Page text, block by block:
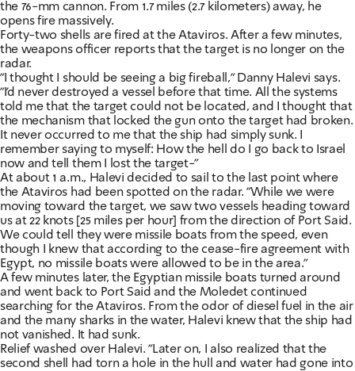
the 76-mm cannon. From 1.7 miles (2.7 kilometers) away, he
opens fire massively.
Forty-two shells are fired at the Ataviros. After a few minutes,
the weapons officer reports that the target is no longer on the
radar.
"I thought I should be seeing a big fireball," Danny Halevi says.
"I'd never destroyed a vessel before that time. All the systems
told me that the target could not be located, and I thought that
the mechanism that locked the gun onto the target had broken.
It never occurred to me that the ship had simply sunk. I
remember saying to myself: How the hell do I go back to Israel
now and tell them I lost the target-"
At about 1 a.m., Halevi decided to sail to the last point where
the Ataviros had been spotted on the radar. "While we were
moving toward the target, we saw two vessels heading toward
us at 22 knots [25 miles per hour] from the direction of Port Said.
We could tell they were missile boats from the speed, even
though I knew that according to the cease-fire agreement with
Egypt, no missile boats were allowed to be in the area."
A few minutes later, the Egyptian missile boats turned around
and went back to Port Said and the Moledet continued
searching for the Ataviros. From the odor of diesel fuel in the air
and the many sharks in the water, Halevi knew that the ship had
not vanished. It had sunk.
Relief washed over Halevi. "Later on, I also realized that the
second shell had torn a hole in the hull and water had gone into